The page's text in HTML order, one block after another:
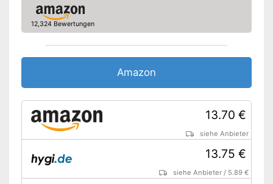
Trittmechanik
Rutschfest
Vorteile
Nachteile
Eigenschaften
Amazon Lieferzeit
12,324 Bewertungen
Amazon
13.70 €
siehe Anbieter
13.75 €
siehe Anbieter / 5.89 €